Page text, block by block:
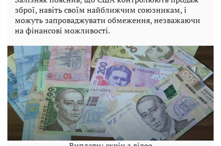
зброї, навіть своїм найближчим союзникам, і
можуть запроваджувати обмеження, незважаючи
на фінансові можливості.